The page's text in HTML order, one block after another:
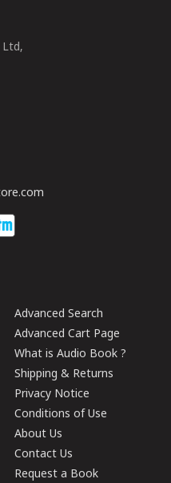
Ltd,
Advanced Search
Advanced Cart Page
What is Audio Book ?
Shipping & Returns
Privacy Notice
Conditions of Use
About Us
Contact Us
Request a Book